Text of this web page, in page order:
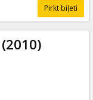
Pirkt biļeti